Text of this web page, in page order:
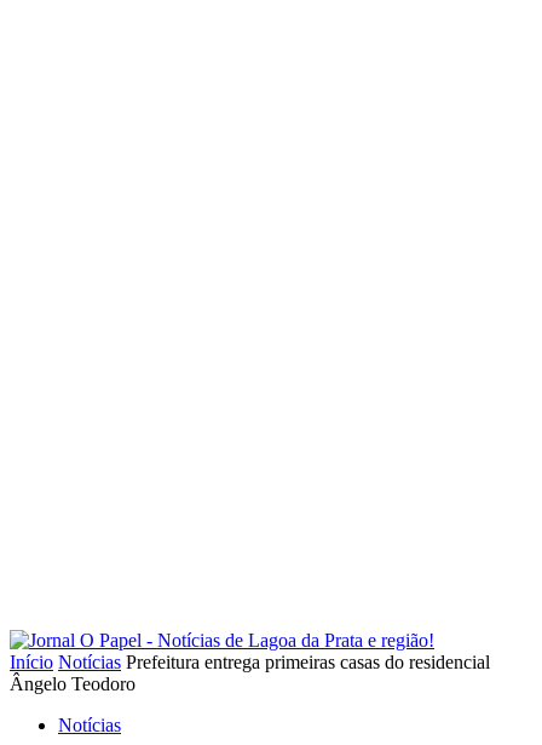
Início Notícias Prefeitura entrega primeiras casas do residencial
Ângelo Teodoro
Notícias